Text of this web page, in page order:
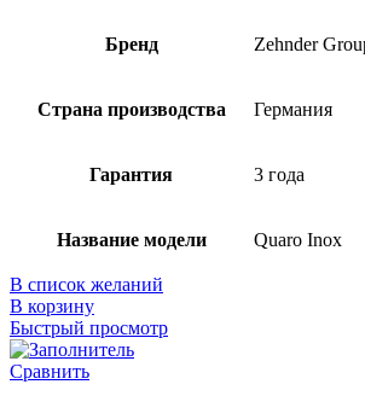
Бренд Zehnder
Страна производства Германия
Гарантия 3 года
Название модели Quaro Inox
В список желаний
В корзину
Быстрый просмотр
Сравнить